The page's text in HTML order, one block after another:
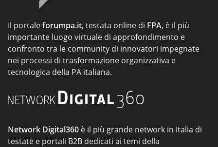
Il portaleforumpa.it, testata online di FPA, è il più
importante luogo virtuale di approfondimento e
confronto tra le community di innovatori impegnate
nei processi di trasformazione organizzativa e
tecnologica della PA italiana.
Network Digital360 è il più grande network in Italia di
testate e portali B2B dedicati ai temi della